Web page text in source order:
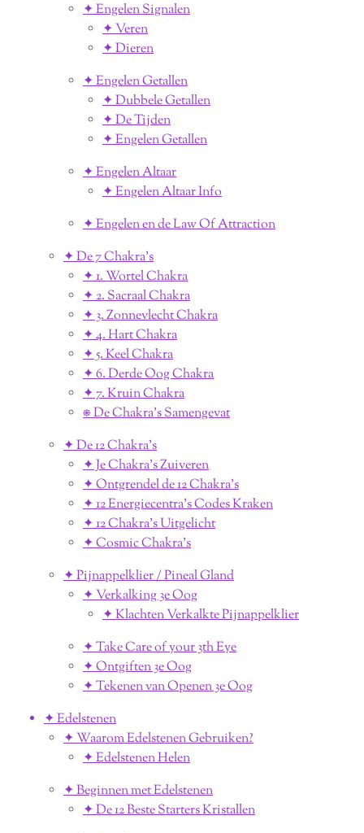
✦ Engelen Signalen
✦ Veren
✦ Dieren
✦ Engelen Getallen
✦ Dubbele Getallen
✦ De Tijden
✦ Engelen Getallen
✦ Engelen Altaar
✦ Engelen Altaar Info
✦ Engelen en de Law Of Attraction
✦ De 7 Chakra's
✦ 1. Wortel Chakra
✦ 2. Sacraal Chakra
✦ 3. Zonnevlecht Chakra
✦ 4. Hart Chakra
✦ 5. Keel Chakra
✦ 6. Derde Oog Chakra
✦ 7. Kruin Chakra
⎈ De Chakra's Samengevat
✦ De 12 Chakra's
✦ Je Chakra's Zuiveren
✦ Ontgrendel de 12 Chakra's
✦ 12 Energiecentra's Codes Kraken
✦ 12 Chakra's Uitgelicht
✦ Cosmic Chakra's
✦ Pijnappelklier / Pineal Gland
✦ Verkalking 3e Oog
✦ Klachten Verkalkte Pijnappelklier
✦ Take Care of your 3th Eye
✦ Ontgiften 3e Oog
✦ Tekenen van Openen 3e Oog
✦ Edelstenen
✦ Waarom Edelstenen Gebruiken?
✦ Edelstenen Helen
✦ Beginnen met Edelstenen
✦ De 12 Beste Starters Kristallen